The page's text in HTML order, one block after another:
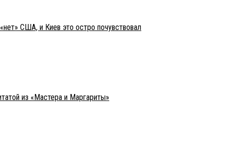
США, и Киев это остро почувствовал
из «Мастера и Маргариты»